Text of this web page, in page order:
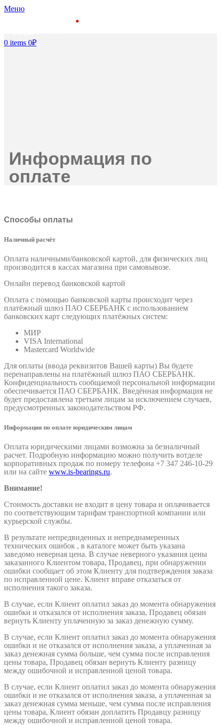
Меню
0 items 0₽
Информация по
оплате
Способы оплаты
Наличный расчёт
Оплата наличными/банковской картой, для физических лиц
производится в кассах магазина при самовывозе.
Онлайн перевод банковской картой
Оплата с помощью банковской карты происходит через
платёжный шлюз ПАО СБЕРБАНК с использованием
банковских карт следующих платёжных систем:
МИР
VISA International
Mastercard Worldwide
Для оплаты (ввода реквизитов Вашей карты) Вы будете
перенаправлены на платёжный шлюз ПАО СБЕРБАНК.
Конфиденциальность сообщаемой персональной информации
обеспечивается ПАО СБЕРБАНК. Введённая информация не
будет предоставлена третьим лицам за исключением случаев,
предусмотренных законодательством РФ.
Информация по оплате юридическим лицам
Оплата юридическими лицами возможна за безналичный
расчет. Подробную информацию можно получить вотделе
корпоративных продаж по номеру телефона +7 347 246-10-29
или на сайте www.is-bearings.ru.
Внимание!
Стоимость доставки не входит в цену товара и оплачивается
по соответствующим тарифам транспортной компании или
курьерской службы.
В результате непредвиденных и непреднамеренных
технических ошибок , в каталоге может быть указана
заведомо неверная цена. В случае неверного указания цены
заказанного Клиентом товара, Продавец, при обнаружении
ошибки сообщает об этом Клиенту для подтверждения заказа
по исправленной цене. Клиент вправе отказаться от
исполнения такого заказа.
В случае, если Клиент оплатил заказ до момента обнаружения
ошибки и отказался от исполнения заказа, Продавец обязан
вернуть Клиенту уплаченную за заказ денежную сумму.
В случае, если Клиент оплатил заказ до момента обнаружения
ошибки и не отказался от исполнения заказа, а уплаченная за
заказ денежная сумма больше, чем сумма после исправления
цены товара, Продавец обязан вернуть Клиенту разницу
между ошибочной и исправленной ценой товара.
В случае, если Клиент оплатил заказ до момента обнаружения
ошибки и не отказался от исполнения заказа, а уплаченная за
заказ денежная сумма меньше, чем сумма после исправления
цены товара, Клиент обязан доплатить Продавцу разницу
между ошибочной и исправленной ценой товара.